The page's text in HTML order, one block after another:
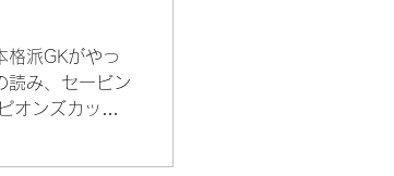
派GKがやっ
読み、セービン
オンズカップ